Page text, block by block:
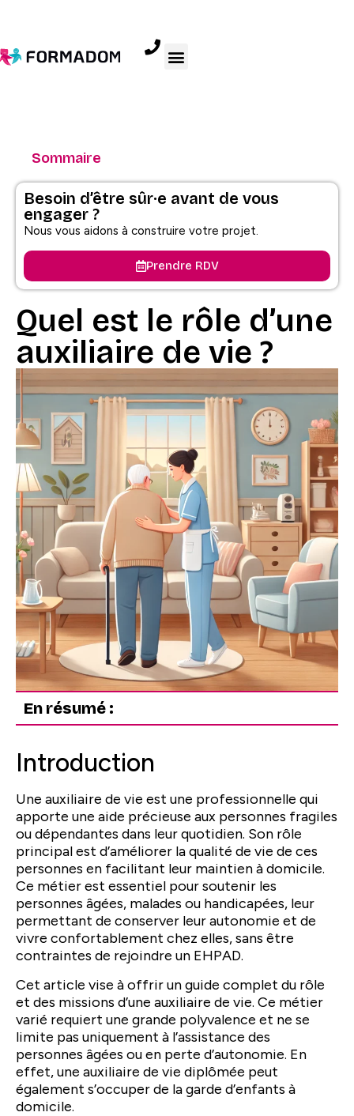
Sommaire
Besoin d’être sûr·e avant de vous
engager ?
Nous vous aidons à construire votre projet.
Prendre RDV
Quel est le rôle d’une
auxiliaire de vie ?
En résumé :
Introduction
Une auxiliaire de vie est une professionnelle qui
apporte une aide précieuse aux personnes fragiles
ou dépendantes dans leur quotidien. Son rôle
principal est d’améliorer la qualité de vie de ces
personnes en facilitant leur maintien à domicile.
Ce métier est essentiel pour soutenir les
personnes âgées, malades ou handicapées, leur
permettant de conserver leur autonomie et de
vivre confortablement chez elles, sans être
contraintes de rejoindre un EHPAD.
Cet article vise à offrir un guide complet du rôle
et des missions d’une auxiliaire de vie. Ce métier
varié requiert une grande polyvalence et ne se
limite pas uniquement à l’assistance des
personnes âgées ou en perte d’autonomie. En
effet, une auxiliaire de vie diplômée peut
également s’occuper de la garde d’enfants à
domicile.